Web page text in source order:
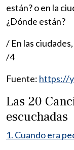
están? o en la
¿Dónde están?
/ En las
/4
Fuente: https://
Las 20
escuchadas
1. Cuando era